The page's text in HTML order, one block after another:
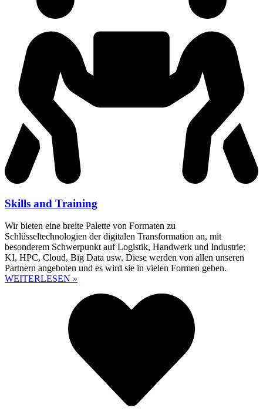
Skills and Training
Wir bieten eine breite Palette von Formaten zu
Schlüsseltechnologien der digitalen Transformation an, mit
besonderem Schwerpunkt auf Logistik, Handwerk und Industrie:
KI, HPC, Cloud, Big Data usw. Diese werden von allen unseren
Partnern angeboten und es wird sie in vielen Formen geben.
WEITERLESEN »